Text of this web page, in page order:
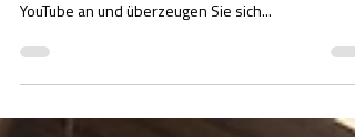
gibt es jetzt ein Bedienvideo. Schauen Sie es sich